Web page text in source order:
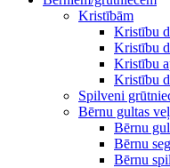
Kristībām
Kristību
Kristību
Kristību
Kristību
Spilveni
Bērnu gultas
Bērnu
Bērnu
Bērnu